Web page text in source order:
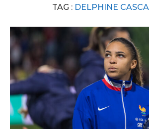
TAG : DELPHINE